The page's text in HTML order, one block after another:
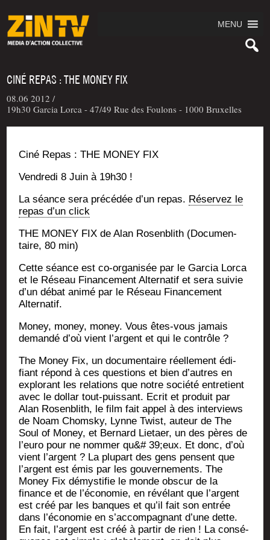
MENU
CINÉ REPAS : THE MONEY FIX
08.06 2012 /
19h30 Garcia Lorca - 47/49 Rue des Foulons - 1000 Bruxelles
Ciné Repas : THE MONEY FIX
Ven­dre­di 8 Juin à 19h30 !
La séance sera pré­cé­dée d’un repas. Réser­vez le
repas d’un click
THE MONEY FIX de Alan Rosen­blith (Docu­men­
taire, 80 min)
Cette séance est co-orga­ni­sée par le Gar­cia Lor­ca
et le Réseau Finan­ce­ment Alter­na­tif et sera sui­vie
d’un débat ani­mé par le Réseau Finan­ce­ment
Alternatif.
Money, money, money. Vous êtes-vous jamais
deman­dé d’où vient l’argent et qui le contrôle ?
The Money Fix, un docu­men­taire réel­le­ment édi­
fiant répond à ces ques­tions et bien d’autres en
explo­rant les rela­tions que notre socié­té entre­tient
avec le dol­lar tout-puis­sant. Ecrit et pro­duit par
Alan Rosen­blith, le film fait appel à des inter­views
de Noam Chom­sky, Lynne Twist, auteur de The
Soul of Money, et Ber­nard Lie­taer, un des pères de
l’eu­ro pour ne nom­mer qu&# 39;eux. Et donc, d’où
vient l’argent ? La plu­part des gens pensent que
l’argent est émis par les gou­ver­ne­ments. The
Money Fix démys­ti­fie le monde obs­cur de la
finance et de l’é­co­no­mie, en révé­lant que l’argent
est créé par les banques et qu’il fait son entrée
dans l’é­co­no­mie en s’ac­com­pa­gnant d’une dette.
En fait, l’argent est créé à par­tir de rien ! La consé­